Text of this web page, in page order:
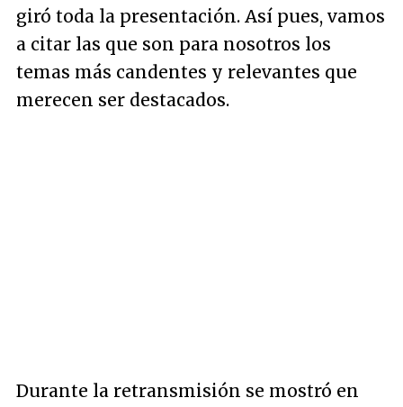
giró toda la presentación. Así pues, vamos
a citar las que son para nosotros los
temas más candentes y relevantes que
merecen ser destacados.
Durante la retransmisión se mostró en